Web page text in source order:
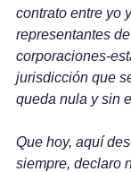
contrato entre yo
representantes
corporaciones-
jurisdicción que
queda nula y sin
Que hoy, aquí
siempre, declaro